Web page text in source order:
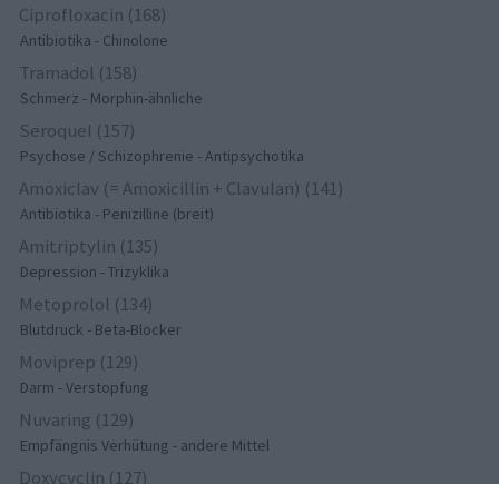
Ciprofloxacin (168)
Antibiotika - Chinolone
Tramadol (158)
Schmerz - Morphin-ähnliche
Seroquel (157)
Psychose / Schizophrenie - Antipsychotika
Amoxiclav (= Amoxicillin + Clavulan) (141)
Antibiotika - Penizilline (breit)
Amitriptylin (135)
Depression - Trizyklika
Metoprolol (134)
Blutdruck - Beta-Blocker
Moviprep (129)
Darm - Verstopfung
Nuvaring (129)
Empfängnis Verhütung - andere Mittel
Doxycyclin (127)